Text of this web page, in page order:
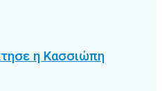
η Κασσιώπη